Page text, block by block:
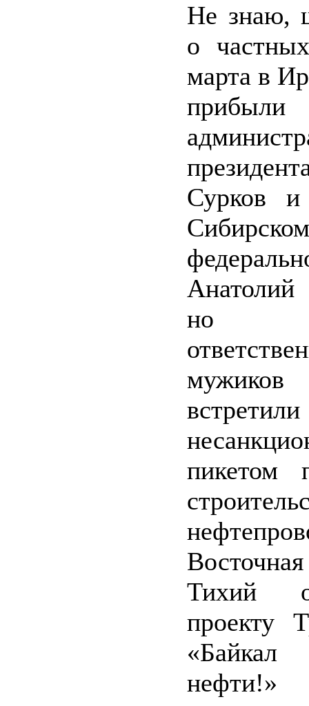
Не знаю,
о
марта в
Сурков
Сибирском
но
встретили
пикетом
Тихий
проекту